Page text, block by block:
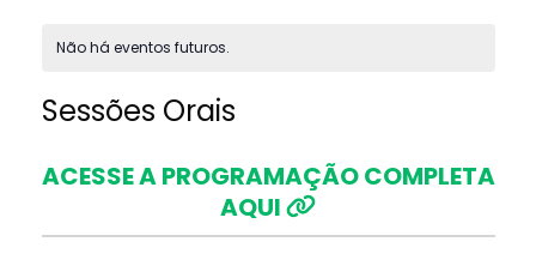
Não há eventos futuros.
Sessões Orais
ACESSE A PROGRAMAÇÃO COMPLETA
AQUI